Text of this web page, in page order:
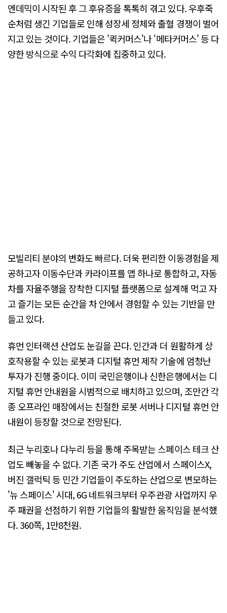
엔데믹이 시작된 후 그 후유증을 톡톡히 겪고 있다. 우후죽
순처럼 생긴 기업들로 인해 성장세 정체와 출혈 경쟁이 벌어
지고 있는 것이다. 기업들은 '퀵커머스'나 '메타커머스' 등 다
양한 방식으로 수익 다각화에 집중하고 있다.
모빌리티 분야의 변화도 빠르다. 더욱 편리한 이동경험을 제
공하고자 이동수단과 카라이프를 앱 하나로 통합하고, 자동
차를 자율주행을 장착한 디지털 플랫폼으로 설계해 먹고 자
고 즐기는 모든 순간을 차 안에서 경험할 수 있는 기반을 만
들고 있다.
휴먼 인터랙션 산업도 눈길을 끈다. 인간과 더 원활하게 상
호작용할 수 있는 로봇과 디지털 휴먼 제작 기술에 엄청난
투자가 진행 중이다. 이미 국민은행이나 신한은행에서는 디
지털 휴먼 안내원을 시범적으로 배치하고 있으며, 조만간 각
종 오프라인 매장에서는 친절한 로봇 서버나 디지털 휴먼 안
내원이 등장할 것으로 전망된다.
최근 누리호나 다누리 등을 통해 주목받는 스페이스 테크 산
업도 빼놓을 수 없다. 기존 국가 주도 산업에서 스페이스X,
버진 갤럭틱 등 민간 기업들이 주도하는 산업으로 변모하는
'뉴 스페이스' 시대, 6G 네트워크부터 우주관광 사업까지 우
주 패권을 선점하기 위한 기업들의 활발한 움직임을 분석했
다. 360쪽, 1만8천원.